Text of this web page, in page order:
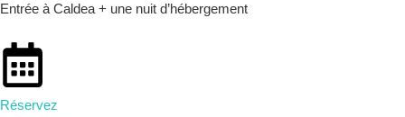
Entrée à Caldea + une nuit d’hébergement
Réservez